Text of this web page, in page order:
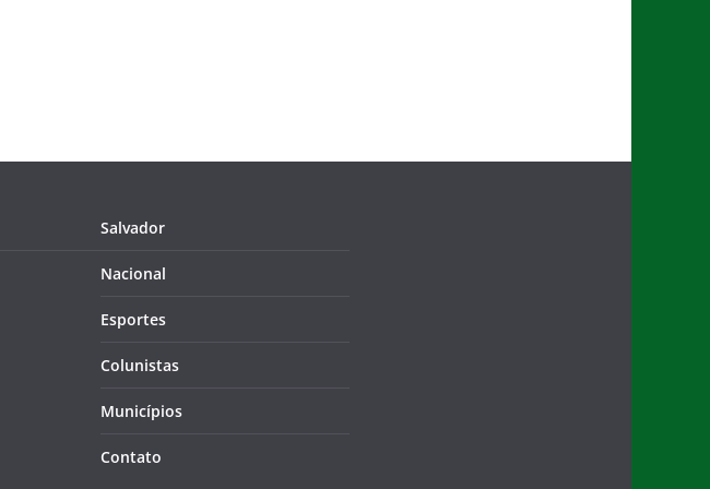
Salvador
Nacional
Esportes
Colunistas
Municípios
Contato